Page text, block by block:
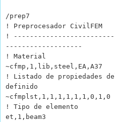
/prep7
! Preprocesador CivilFEM
!
-------------------
! Material
~cfmp,1,lib,steel,EA,A37
! Listado de propiedades
definido
~cfmplst,1,1,1,1,1,1,0,1,0
! Tipo de elemento
et,1,beam3